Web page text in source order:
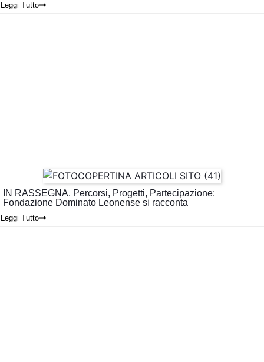
Leggi Tutto
IN RASSEGNA. Percorsi, Progetti, Partecipazione:
Fondazione Dominato Leonense si racconta
Leggi Tutto